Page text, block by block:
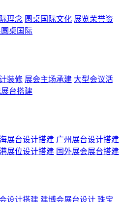
理念 圆桌国际文化 展览荣誉资
桌国际
装修 展会主场承建 大型会议活
展台搭建
海展台设计搭建 广州展台设计搭建
展位设计搭建 国外展会展台搭建
设计搭建 建博会展台设计 珠宝